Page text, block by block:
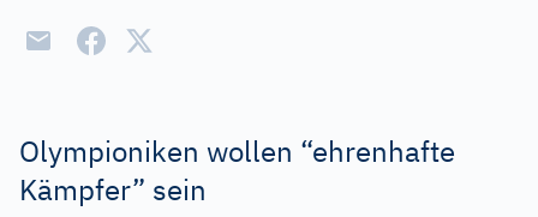
Olympioniken wollen “ehrenhafte
Kämpfer” sein